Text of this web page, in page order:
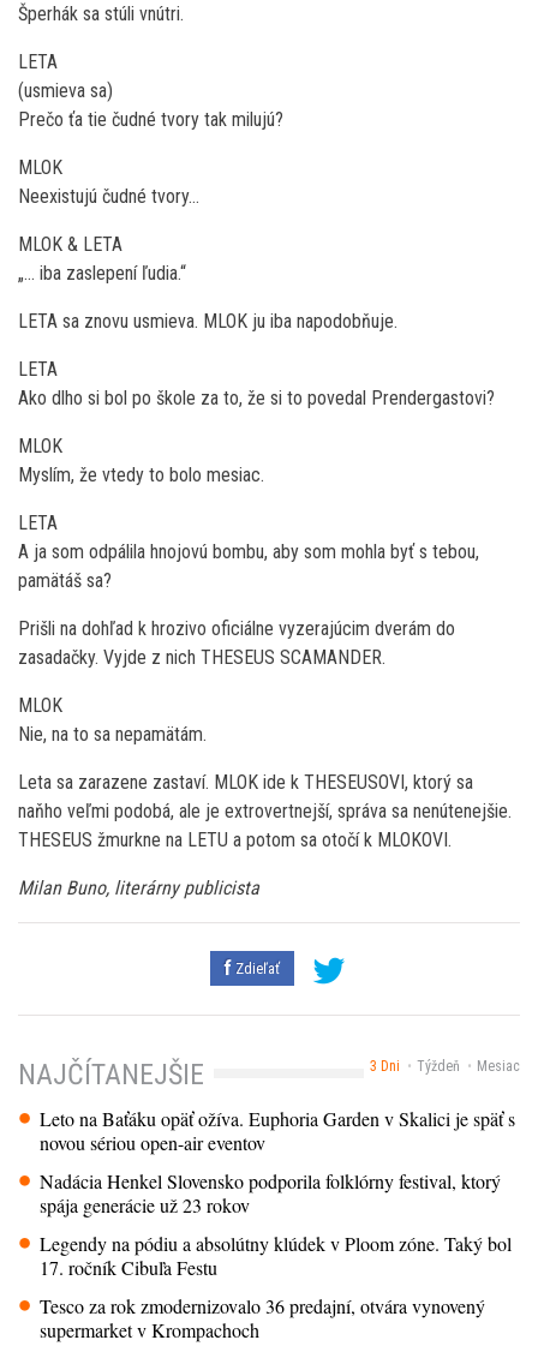
Šperhák sa stúli vnútri.
LETA
(usmieva sa)
Prečo ťa tie čudné tvory tak milujú?
MLOK
Neexistujú čudné tvory…
MLOK & LETA
„… iba zaslepení ľudia.“
LETA sa znovu usmieva. MLOK ju iba napodobňuje.
LETA
Ako dlho si bol po škole za to, že si to povedal Prendergastovi?
MLOK
Myslím, že vtedy to bolo mesiac.
LETA
A ja som odpálila hnojovú bombu, aby som mohla byť s tebou,
pamätáš sa?
Prišli na dohľad k hrozivo oficiálne vyzerajúcim dverám do
zasadačky. Vyjde z nich THESEUS SCAMANDER.
MLOK
Nie, na to sa nepamätám.
Leta sa zarazene zastaví. MLOK ide k THESEUSOVI, ktorý sa
naňho veľmi podobá, ale je extrovertnejší, správa sa nenútenejšie.
THESEUS žmurkne na LETU a potom sa otočí k MLOKOVI.
Milan Buno, literárny publicista
Zdieľať
3 Dni Týždeň Mesiac
NAJČÍTANEJŠIE
Leto na Baťáku opäť ožíva. Euphoria Garden v Skalici je späť s
novou sériou open-air eventov
Nadácia Henkel Slovensko podporila folklórny festival, ktorý
spája generácie už 23 rokov
Legendy na pódiu a absolútny klúdek v Ploom zóne. Taký bol
17. ročník Cibuľa Festu
Tesco za rok zmodernizovalo 36 predajní, otvára vynovený
supermarket v Krompachoch